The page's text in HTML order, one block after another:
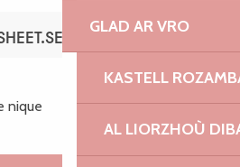
GLAD AR VRO
KASTELL
AL LIORZHOÙ
nique